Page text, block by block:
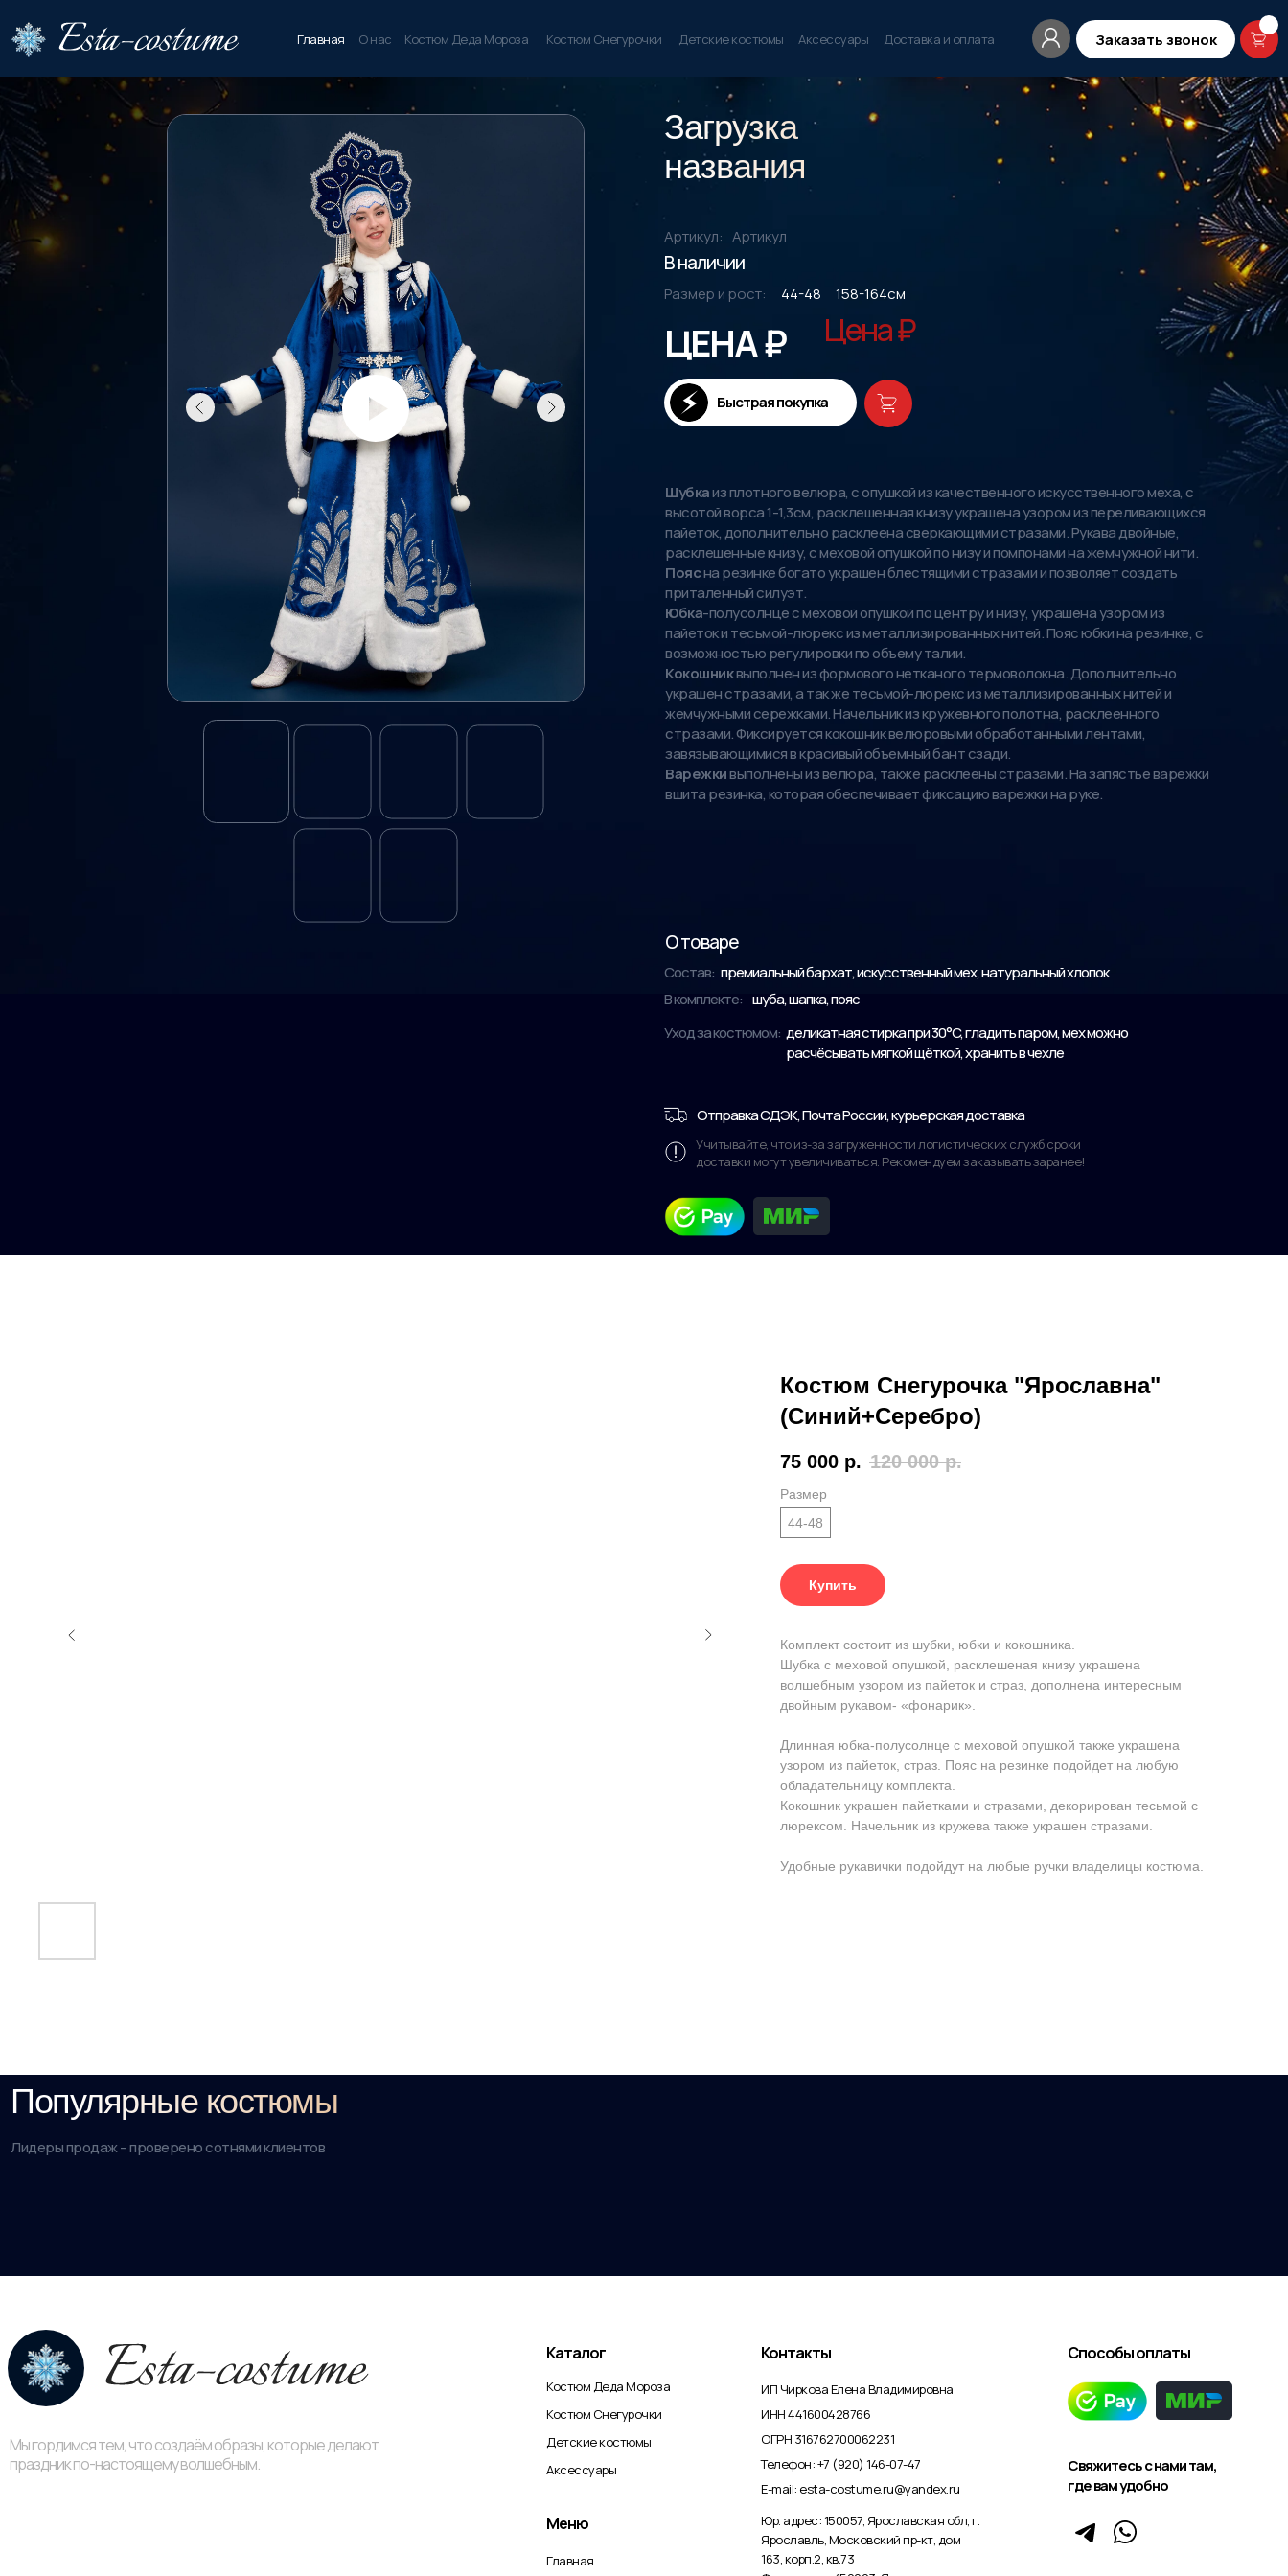
Доставка и оплата
Аксессуары
Детские костюмы
Костюм Снегурочки
Костюм Деда Мороза
О нас
Главная Заказать звонок
Шубкаиз плотного велюра, с опушкой из качественного искусственного меха, с
высотой ворса 1-1,3см, расклешенная книзу украшена узором из переливающихся
пайеток, дополнительно расклеена сверкающими стразами. Рукава двойные,
расклешенные книзу, с меховой опушкой по низу и помпонами на жемчужной нити.
Поясна резинке богато украшен блестящими стразами и позволяет создать
приталенный силуэт.
Юбка-полусолнце с меховой опушкой по центру и низу, украшена узором из
пайеток и тесьмой-люрекс из металлизированных нитей. Пояс юбки на резинке, с
возможностью регулировки по объему талии.
Кокошниквыполнен из формового нетканого термоволокна. Дополнительно
украшен стразами, а так же тесьмой-люрекс из металлизированных нитей и
жемчужными сережками. Начельник из кружевного полотна, расклеенного
стразами. Фиксируется кокошник велюровыми обработанными лентами,
завязывающимися в красивый объемный бант сзади.
Варежкивыполнены из велюра, также расклеены стразами. На запястье варежки
вшита резинка, которая обеспечивает фиксацию варежки на руке.
ЦЕНА ₽
Загрузка
названия
Уход за костюмом: деликатная стирка при 30°C, гладить паром, мех можно
расчёсывать мягкой щёткой, хранить в чехле
В комплекте: шуба, шапка, пояс
Состав: премиальный бархат, искусственный мех, натуральный хлопок
О товаре
В наличии
Артикул
Артикул:
Размер и рост: 44-48 158-164см
Быстрая покупка
Учитывайте, что из-за загруженности логистических служб сроки
доставки могут увеличиваться. Рекомендуем заказывать заранее!
Отправка СДЭК, Почта России, курьерская доставка
Цена ₽
Костюм Снегурочка "Ярославна"
(Синий+Серебро)
75 000 р. 120 000 р.
Размер
44-48
Купить
Комплект состоит из шубки, юбки и кокошника.
Шубка с меховой опушкой, расклешеная книзу украшена
волшебным узором из пайеток и страз, дополнена интересным
двойным рукавом- «фонарик».
Длинная юбка-полусолнце с меховой опушкой также украшена
узором из пайеток, страз. Пояс на резинке подойдет на любую
обладательницу комплекта.
Кокошник украшен пайетками и стразами, декорирован тесьмой с
люрексом. Начельник из кружева также украшен стразами.
Удобные рукавички подойдут на любые ручки владелицы костюма.
Популярные костюмы
Лидеры продаж – проверено сотнями клиентов
Мы гордимся тем, что создаём образы, которые делают
праздник по-настоящему волшебным.
Юр. адрес: 150057, Ярославская обл, г.
Ярославль, Московский пр-кт, дом
163, корп.2, кв.73
ИП Чиркова Елена Владимировна
ИНН 441600428766
ОГРН 316762700062231
Телефон: +7 (920) 146-07-47
E-mail: esta-costume.ru@yandex.ru
Главная
Аксессуары
Детские костюмы
Костюм Снегурочки
Костюм Деда Мороза
Меню
Контакты
Каталог
Свяжитесь с нами там,
где вам удобно
Способы оплаты